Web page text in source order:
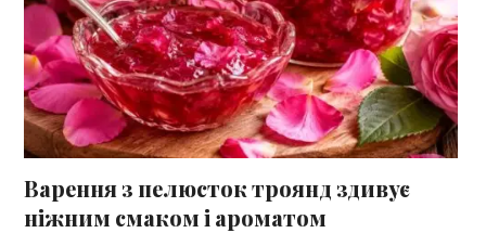
Варення з пелюсток троянд здивує
ніжним смаком і ароматом